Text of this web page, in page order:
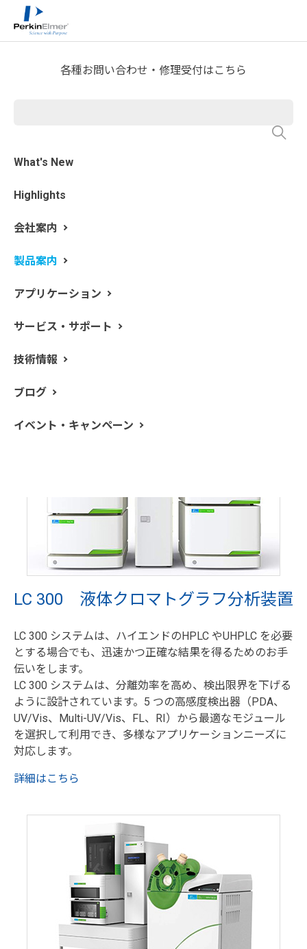
各種お問い合わせ・修理受付はこちら
What's New
Highlights
会社案内
製品案内
アプリケーション
サービス・サポート
技術情報
ブログ
イベント・キャンペーン
ホーム
LC分析には逆相、順相、イオン交換、GPC等の様々な分
す。その中で最も普及しているのが逆相分析です。逆相
ムケミストリーおよび移動相pHと移動相有機溶媒の3つ
することで多彩な分離パターンの実現が可能となりま
パーキンエルマーより新たに発売された革新的なLCは逆
ました。
LC 300 液体クロマトグラフ分析装置
LC 300 システムは、ハイエンドのHPLC やUHPLC を必要
とする場合でも、迅速かつ正確な結果を得るためのお手
伝いをします。
LC 300 システムは、分離効率を高め、検出限界を下げる
ように設計されています。5 つの高感度検出器（PDA、
UV/Vis、Multi-UV/Vis、FL、RI）から最適なモジュール
を選択して利用でき、多様なアプリケーションニーズに
対応します。
詳細はこちら